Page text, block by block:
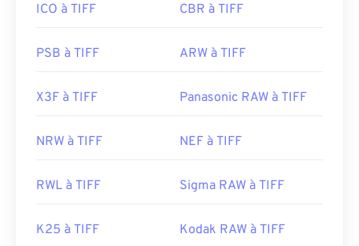
ICO à TIFF CBR à TIFF
PSB à TIFF ARW à TIFF
X3F à TIFF Panasonic RAW à TIFF
NRW à TIFF NEF à TIFF
RWL à TIFF Sigma RAW à TIFF
K25 à TIFF Kodak RAW à TIFF